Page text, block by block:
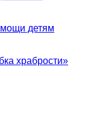
детям
храбрости»